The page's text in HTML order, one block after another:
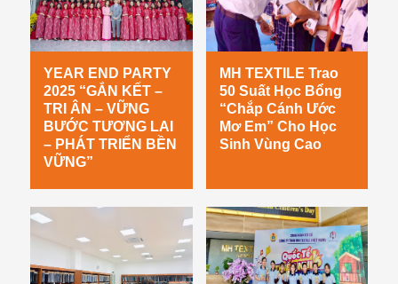
YEAR END PARTY
2025 “GẮN KẾT –
TRI ÂN – VỮNG
BƯỚC TƯƠNG LAI
– PHÁT TRIỂN BỀN
VỮNG”
MH TEXTILE Trao
50 Suất Học Bổng
“Chắp Cánh Ước
Mơ Em” Cho Học
Sinh Vùng Cao